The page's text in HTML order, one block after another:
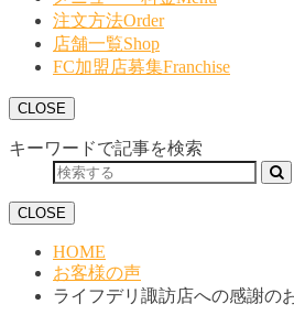
注文方法Order
店舗一覧Shop
FC加盟店募集Franchise
CLOSE
キーワードで記事を検索
CLOSE
HOME
お客様の声
ライフデリ諏訪店への感謝の